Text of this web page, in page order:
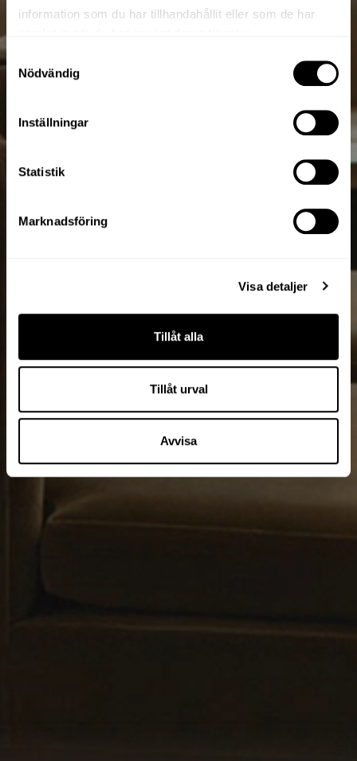
information som du har tillhandahållit eller som de har
Samtyckesval
Nödvändig
Inställningar
Statistik
Marknadsföring
Visa detaljer
Tillåt alla
Tillåt urval
Avvisa